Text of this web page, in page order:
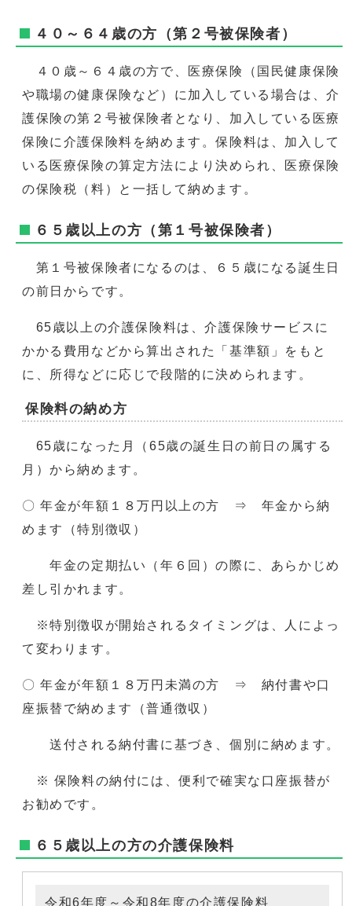
４０～６４歳の方（第２号被保険者）
４０歳～６４歳の方で、医療保険（国民健康保険
や職場の健康保険など）に加入している場合は、介
護保険の第２号被保険者となり、加入している医療
保険に介護保険料を納めます。保険料は、加入して
いる医療保険の算定方法により決められ、医療保険
の保険税（料）と一括して納めます。
６５歳以上の方（第１号被保険者）
第１号被保険者になるのは、６５歳になる誕生日
の前日からです。
65歳以上の介護保険料は、介護保険サービスに
かかる費用などから算出された「基準額」をもと
に、所得などに応じで段階的に決められます。
保険料の納め方
65歳になった月（65歳の誕生日の前日の属する
月）から納めます。
〇 年金が年額１８万円以上の方 ⇒ 年金から納
めます（特別徴収）
年金の定期払い（年６回）の際に、あらかじめ
差し引かれます。
※特別徴収が開始されるタイミングは、人によっ
て変わります。
〇 年金が年額１８万円未満の方 ⇒ 納付書や口
座振替で納めます（普通徴収）
送付される納付書に基づき、個別に納めます。
※ 保険料の納付には、便利で確実な口座振替が
お勧めです。
６５歳以上の方の介護保険料
令和6年度～令和8年度の介護保険料